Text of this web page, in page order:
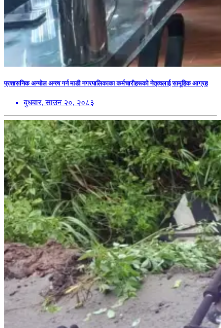
प्रशासनिक अन्योल अन्त्य गर्न माडी नगरपालिकाका कर्मचारीहरूको नेतृत्वलाई सामूहिक आग्रह
बुधबार, साउन २०, २०८३